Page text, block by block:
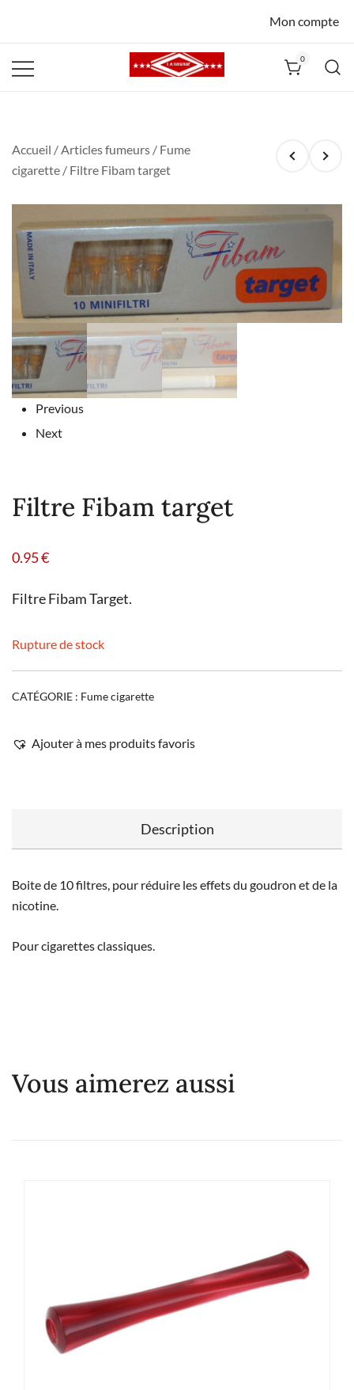
Mon compte
0
Accueil /Articles fumeurs / Fume
cigarette / Filtre Fibam target
Previous
Next
Filtre Fibam target
0.95€
Filtre Fibam Target.
Rupture de stock
CATÉGORIE : Fume cigarette
Ajouter à mes produits favoris
Description
Boite de 10 filtres, pour réduire les effets du goudron et de la
nicotine.
Pour cigarettes classiques.
Vous aimerez aussi